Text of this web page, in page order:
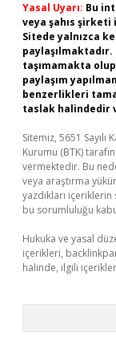
Yasal Uyarı: Bu
veya şahıs şirketi
Sitede yalnızca
taşımamakta
paylaşım
benzerlikleri
taslak halindedir
Sitemiz, 5651
Kurumu (BTK)
vermektedir. Bu
veya araştırma
yazdıkları
bu sorumluluğu
Hukuka ve yasal
içerikleri,
halinde, ilgili